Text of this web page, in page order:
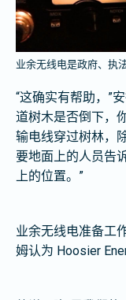
业余无线电是政府、执
“这确实有帮助，”
道树木是否倒下，
输电线穿过树林，
要地面上的人员告
上的位置。”
业余无线电准备工
姆认为 Hoosier